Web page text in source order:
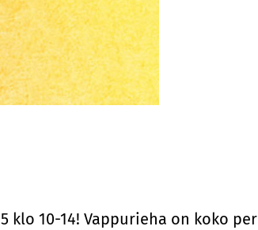
10-14! Vappurieha on koko